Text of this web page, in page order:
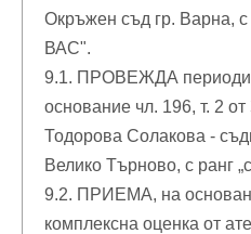
Окръжен съд гр. Варна,
ВАС".
9.1. ПРОВЕЖДА
основание чл. 196, т. 2
Тодорова Солакова -
Велико Търново, с ранг
9.2. ПРИЕМА, на
комплексна оценка от